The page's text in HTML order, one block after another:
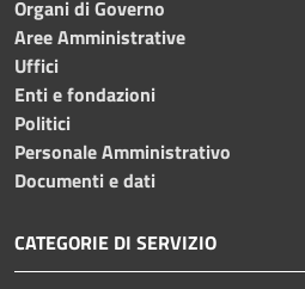
Organi di Governo
Aree Amministrative
Uffici
Enti e fondazioni
Politici
Personale Amministrativo
Documenti e dati
CATEGORIE DI SERVIZIO